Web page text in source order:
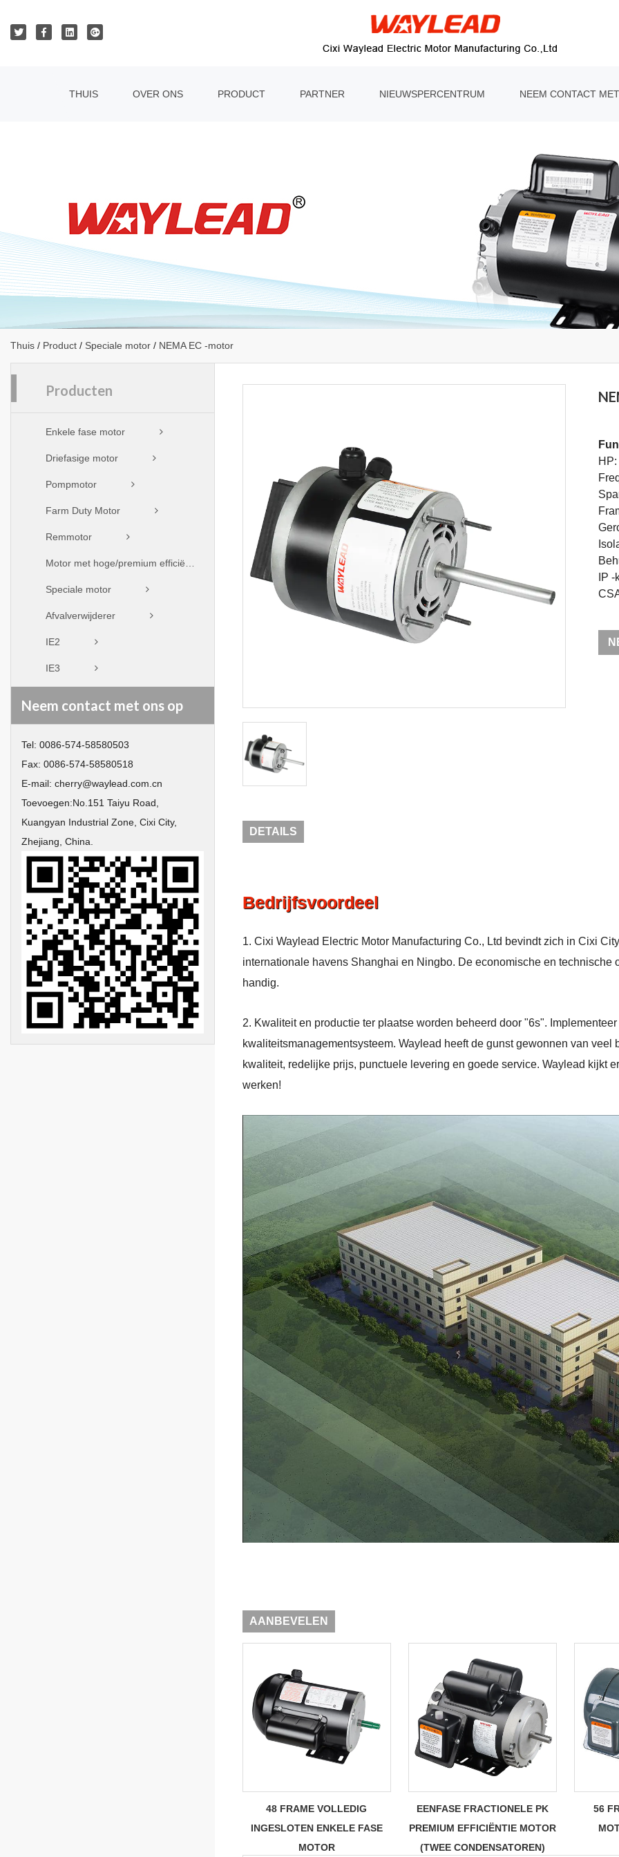
THUIS OVER ONS PRODUCT PARTNER NIEUWSPERCENTRUM NEEM CONTACT
Thuis / Product / Speciale motor / NEMA EC -motor
Producten
Enkele fase motor
Driefasige motor
Pompmotor
Farm Duty Motor
Remmotor
Speciale motor
Afvalverwijderer
IE2
IE3
Neem contact met ons op
Tel: 0086-574-58580503
Fax: 0086-574-58580518
E-mail: cherry@waylead.com.cn
Toevoegen:No.151 Taiyu Road,
Kuangyan Industrial Zone, Cixi City,
Zhejiang, China.
IP
DETAILS
Bedrijfsvoordeel
1. Cixi Waylead Electric Motor Manufacturing Co., Ltd bevindt zich in Cixi
internationale havens Shanghai en Ningbo. De economische en technische
handig.
2. Kwaliteit en productie ter plaatse worden beheerd door "6s".
kwaliteitsmanagementsysteem. Waylead heeft de gunst gewonnen van
kwaliteit, redelijke prijs, punctuele levering en goede service. Waylead kijkt
werken!
AANBEVELEN
48 FRAME VOLLEDIG
INGESLOTEN ENKELE FASE
MOTOR
EENFASE FRACTIONELE PK
PREMIUM EFFICIËNTIE MOTOR
(TWEE CONDENSATOREN)
56